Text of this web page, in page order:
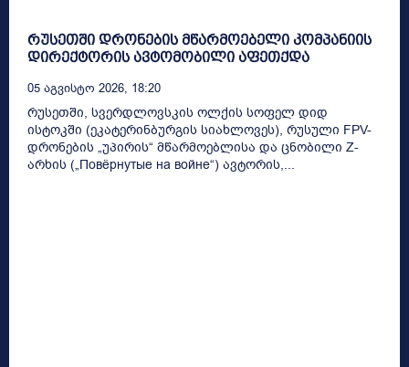
რუსეთში დრონების მწარმოებელი კომპანიის
დირექტორის ავტომობილი აფეთქდა
05 Აგვისტო 2026, 18:20
რუსეთში, სვერდლოვსკის ოლქის სოფელ დიდ
ისტოკში (ეკატერინბურგის სიახლოვეს), რუსული FPV-
დრონების „უპირის“ მწარმოებლისა და ცნობილი Z-
არხის („Повёрнутые на войне“) ავტორის,...